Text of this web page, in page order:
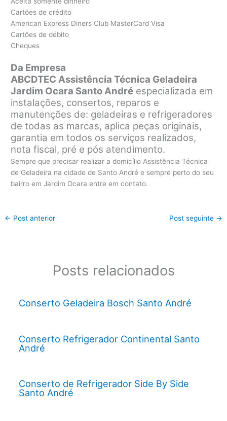
Cartões de crédito
American Express Diners Club MasterCard Visa
Cartões de débito
Cheques
Da Empresa
ABCDTEC Assistência Técnica Geladeira
Jardim Ocara Santo André especializada em
instalações, consertos, reparos e
manutenções de: geladeiras e refrigeradores
de todas as marcas, aplica peças originais,
garantia em todos os serviços realizados,
nota fiscal, pré e pós atendimento.
Sempre que precisar realizar a domicílio Assistência Técnica
de Geladeira na cidade de Santo André e sempre perto do seu
bairro em Jardim Ocara entre em contato.
← Post anterior Post seguinte →
Posts relacionados
Conserto Geladeira Bosch Santo André
Conserto Refrigerador Continental Santo
André
Conserto de Refrigerador Side By Side
Santo André